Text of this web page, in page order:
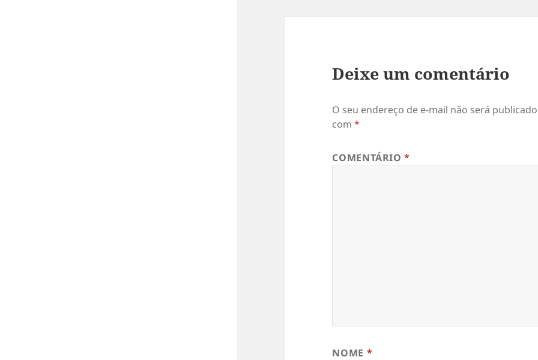
Deixe um comentário
O seu endereço de e-mail não será
com*
COMENTÁRIO*
NOME *